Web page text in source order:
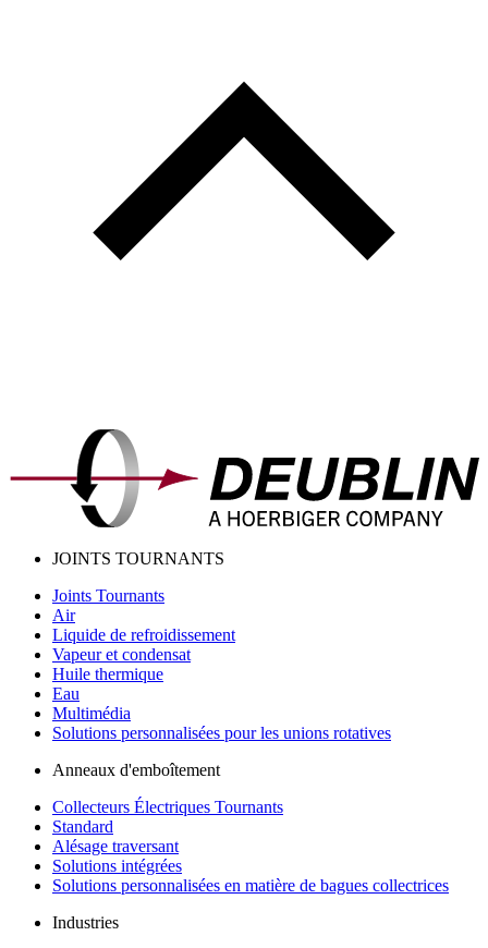
JOINTS TOURNANTS
Joints Tournants
Air
Liquide de refroidissement
Vapeur et condensat
Huile thermique
Eau
Multimédia
Solutions personnalisées pour les unions rotatives
Anneaux d'emboîtement
Collecteurs Électriques Tournants
Standard
Alésage traversant
Solutions intégrées
Solutions personnalisées en matière de bagues collectrices
Industries